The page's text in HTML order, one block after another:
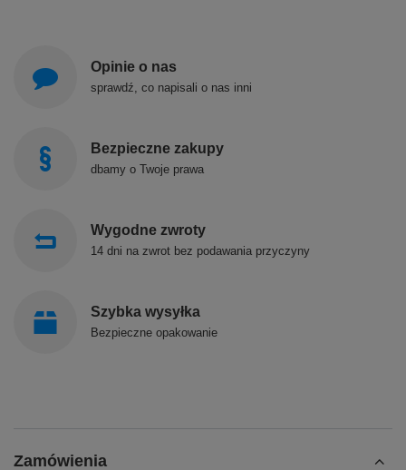
Opinie o nas
sprawdź, co napisali o nas inni
Bezpieczne zakupy
dbamy o Twoje prawa
Wygodne zwroty
14 dni na zwrot bez podawania przyczyny
Szybka wysyłka
Bezpieczne opakowanie
Zamówienia